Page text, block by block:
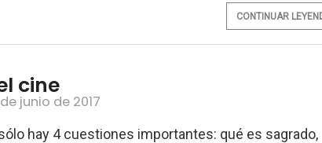
CONTINUAR
cine
junio de 2017
hay 4 cuestiones importantes: qué es sagrado,